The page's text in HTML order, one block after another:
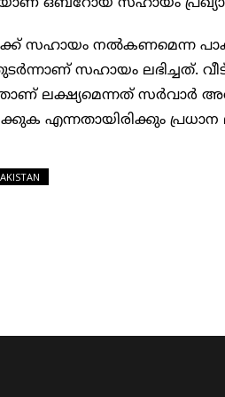
സഹായം നല്‍കണമെന്ന
സഹായം ലഭിച്ചത്.
ലക്ഷ്യമെന്നത് സര്‍വാര്‍
എന്നതായിരിക്കും പ്രധാന